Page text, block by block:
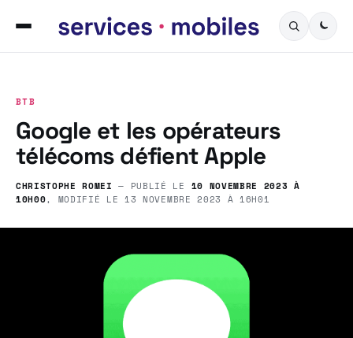
BTB
Google et les opérateurs
télécoms défient Apple
CHRISTOPHE ROMEI — PUBLIÉ LE 10 NOVEMBRE 2023 À
10H00, MODIFIÉ LE13 NOVEMBRE 2023 À 16H01